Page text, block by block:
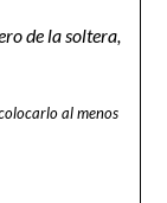
de la soltera,
al menos